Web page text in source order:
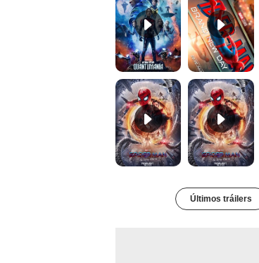
Spider-Man: No Way Home Teaser Tráiler 'Spider-Man: No Way Home'
Últimos tráilers